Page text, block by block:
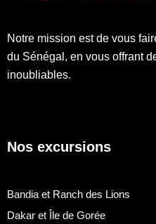
Notre mission est de vous
du Sénégal, en vous offrant
inoubliables.
Nos excursions
Bandia et Ranch des Lions
Dakar et Île de Gorée